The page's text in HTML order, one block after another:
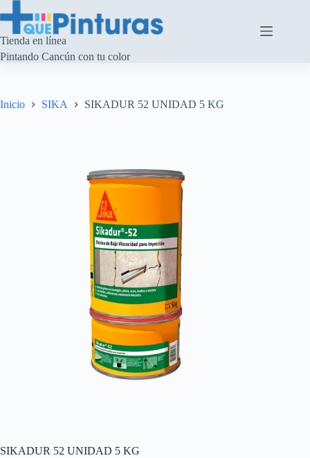
al
contenido
Tienda en línea
Pintando Cancún con tu color
Inicio SIKA SIKADUR 52 UNIDAD 5 KG
SIKADUR 52 UNIDAD 5 KG